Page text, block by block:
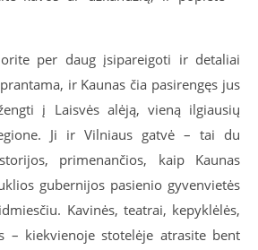
per daug įsipareigoti ir detaliai
ir Kaunas čia pasirengęs jus
į Laisvės alėją, vieną ilgiausių
Ji ir Vilniaus gatvė – tai du
primenančios, kaip Kaunas
gubernijos pasienio gyvenvietės
Kavinės, teatrai, kepyklėlės,
– kiekvienoje stotelėje atrasite bent